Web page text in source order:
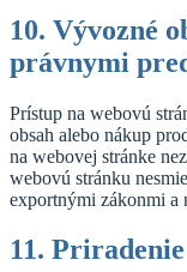
10. Vývozné
právnymi
Prístup na webovú
obsah alebo nákup
na webovej stránke
webovú stránku
exportnými zákonmi a
11. Priradenie